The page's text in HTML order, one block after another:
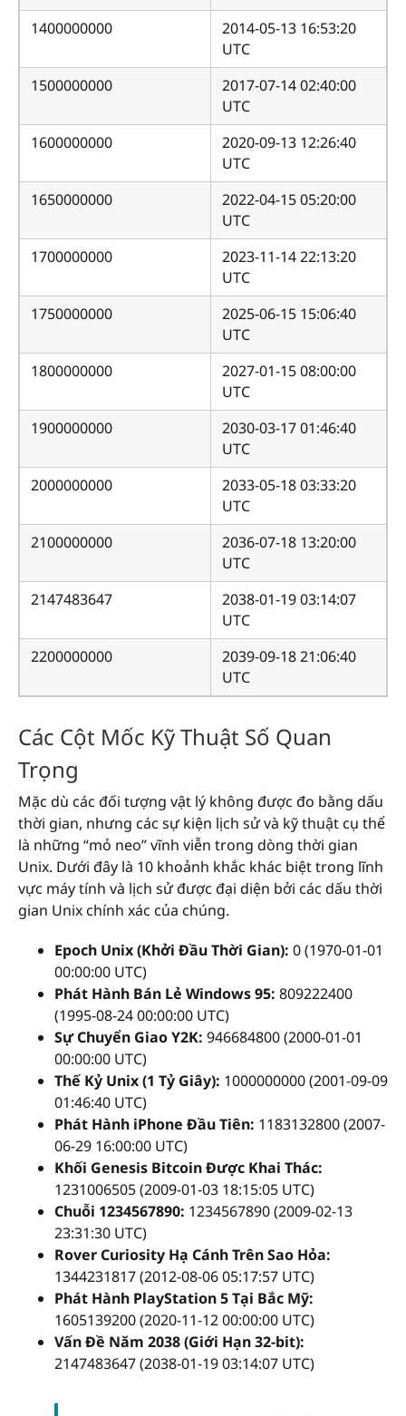
1400000000
2014-05-13 16:53:20
UTC
1500000000
2017-07-14 02:40:00
UTC
1600000000
2020-09-13 12:26:40
UTC
1650000000
2022-04-15 05:20:00
UTC
1700000000
2023-11-14 22:13:20
UTC
1750000000
2025-06-15 15:06:40
UTC
1800000000
2027-01-15 08:00:00
UTC
1900000000
2030-03-17 01:46:40
UTC
2000000000
2033-05-18 03:33:20
UTC
2100000000
2036-07-18 13:20:00
UTC
2147483647
2038-01-19 03:14:07
UTC
2200000000
2039-09-18 21:06:40
UTC
Các Cột Mốc Kỹ Thuật Số Quan
Trọng
Mặc dù các đối tượng vật lý không được đo bằng dấu
thời gian, nhưng các sự kiện lịch sử và kỹ thuật cụ thể
là những “mỏ neo” vĩnh viễn trong dòng thời gian
Unix. Dưới đây là 10 khoảnh khắc khác biệt trong lĩnh
vực máy tính và lịch sử được đại diện bởi các dấu thời
gian Unix chính xác của chúng.
Epoch Unix (Khởi Đầu Thời Gian): 0 (1970-01-01
00:00:00 UTC)
Phát Hành Bán Lẻ Windows 95: 809222400
(1995-08-24 00:00:00 UTC)
Sự Chuyển Giao Y2K: 946684800 (2000-01-01
00:00:00 UTC)
Thế Kỷ Unix (1 Tỷ Giây): 1000000000 (2001-09-09
01:46:40 UTC)
Phát Hành iPhone Đầu Tiên: 1183132800 (2007-
06-29 16:00:00 UTC)
Khối Genesis Bitcoin Được Khai Thác:
1231006505 (2009-01-03 18:15:05 UTC)
Chuỗi 1234567890: 1234567890 (2009-02-13
23:31:30 UTC)
Rover Curiosity Hạ Cánh Trên Sao Hỏa:
1344231817 (2012-08-06 05:17:57 UTC)
Phát Hành PlayStation 5 Tại Bắc Mỹ:
1605139200 (2020-11-12 00:00:00 UTC)
Vấn Đề Năm 2038 (Giới Hạn 32-bit):
2147483647 (2038-01-19 03:14:07 UTC)